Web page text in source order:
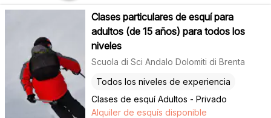
Clases particulares de esquí para
adultos (de 15 años) para todos los
niveles
Scuola di Sci Andalo Dolomiti di Brenta
Clases de esquí Adultos - Privado
Todos los niveles de experiencia
Alquiler de esquís disponible